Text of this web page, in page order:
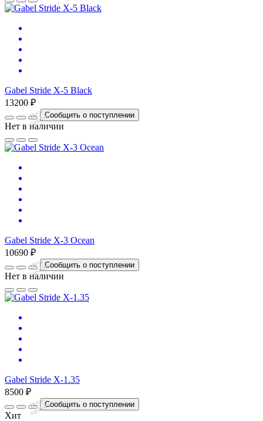
Gabel Stride X-5 Black
Нет
в
на
л
и
ч
и
и
13200 ₽
Сообщить о поступлении
Нет в наличии
Gabel Stride X-3 Ocean
Нет
в
на
л
и
ч
и
и
10690 ₽
Сообщить о поступлении
Нет в наличии
Gabel Stride X-1.35
Нет
в
на
л
и
ч
и
и
8500 ₽
Сообщить о поступлении
Хит